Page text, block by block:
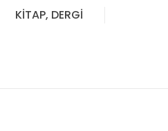
KİTAP, DERGİ